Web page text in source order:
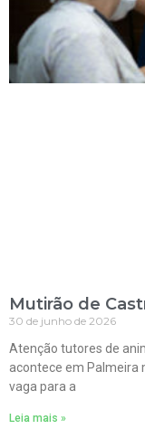
Mutirão de
30 de junho de 2026
Atenção tutores de
acontece em Palmeira
vaga para a
Leia mais »